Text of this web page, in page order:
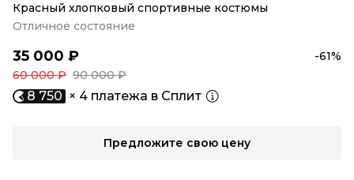
Красный хлопковый спортивные костюмы
Отличное состояние
35 000 ₽
-61%
60 000 ₽ 90 000 ₽
8 750 × 4 платежа в Сплит
Предложите свою цену